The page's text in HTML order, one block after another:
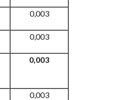
0,003
0,003
0,003
0,003